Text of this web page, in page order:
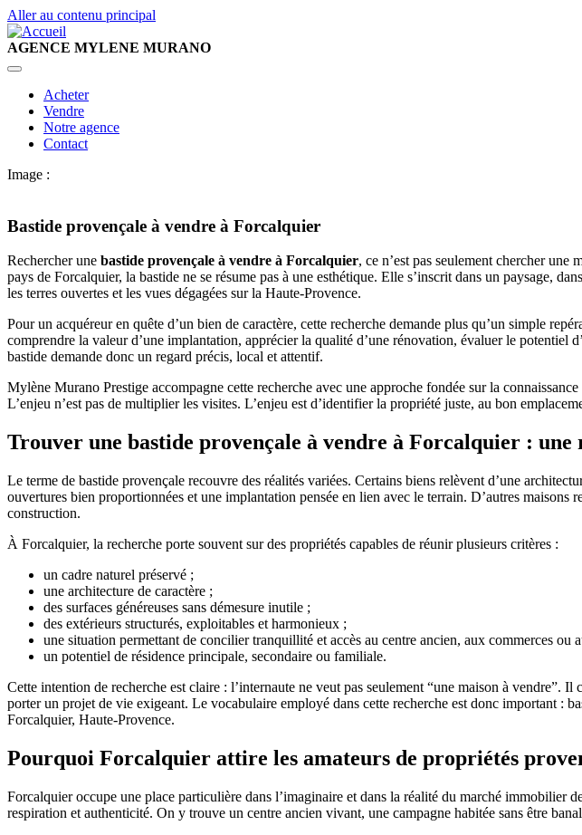
Aller au contenu principal
AGENCE MYLENE MURANO
Main
navigation
Acheter
Vendre
Notre agence
Contact
Image :
Bastide provençale à vendre à Forcalquier
Rechercher une bastide provençale à vendre à Forcalquier, ce n’est pas seulement chercher
pays de Forcalquier, la bastide ne se résume pas à une esthétique. Elle s’inscrit dans un paysage,
les terres ouvertes et les vues dégagées sur la Haute-Provence.
Pour un acquéreur en quête d’un bien de caractère, cette recherche demande plus qu’un simple
comprendre la valeur d’une implantation, apprécier la qualité d’une rénovation, évaluer le potentiel
bastide demande donc un regard précis, local et attentif.
Mylène Murano Prestige accompagne cette recherche avec une approche fondée sur la
L’enjeu n’est pas de multiplier les visites. L’enjeu est d’identifier la propriété juste, au bon
Trouver une bastide provençale à vendre à Forcalquier :
Le terme de bastide provençale recouvre des réalités variées. Certains biens relèvent d’une
ouvertures bien proportionnées et une implantation pensée en lien avec le terrain. D’autres
construction.
À Forcalquier, la recherche porte souvent sur des propriétés capables de réunir plusieurs critères :
un cadre naturel préservé ;
une architecture de caractère ;
des surfaces généreuses sans démesure inutile ;
des extérieurs structurés, exploitables et harmonieux ;
une situation permettant de concilier tranquillité et accès au centre ancien, aux commerces ou
un potentiel de résidence principale, secondaire ou familiale.
Cette intention de recherche est claire : l’internaute ne veut pas seulement “une maison à vendre”.
porter un projet de vie exigeant. Le vocabulaire employé dans cette recherche est donc important :
Forcalquier, Haute-Provence.
Pourquoi Forcalquier attire les amateurs de propriétés
Forcalquier occupe une place particulière dans l’imaginaire et dans la réalité du marché
respiration et authenticité. On y trouve un centre ancien vivant, une campagne habitée sans être